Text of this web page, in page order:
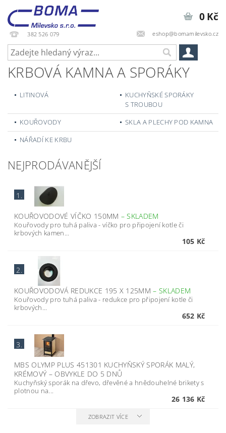
382 526 079 eshop@bomamilevsko.cz
0 Kč
KRBOVÁ KAMNA A SPORÁKY
LITINOVÁ
KUCHYŇSKÉ SPORÁKY
S TROUBOU
KOUŘOVODY
SKLA A PLECHY POD KAMNA
NÁŘADÍ KE KRBU
NEJPRODÁVANĚJŠÍ
1.
KOUŘOVODOVÉ VÍČKO 150MM –SKLADEM
Kouřovody pro tuhá paliva - víčko pro připojení kotle či
krbových kamen...
105 Kč
2.
KOUŘOVODOVÁ REDUKCE 195 X 125MM–SKLADEM
Kouřovody pro tuhá paliva - redukce pro připojení kotle či
krbových...
652 Kč
3.
MBS OLYMP PLUS 451301 KUCHYŇSKÝ SPORÁK MALÝ,
KRÉMOVÝ – OBVYKLE DO 5 DNŮ
Kuchyňský sporák na dřevo, dřevěné a hnědouhelné brikety s
plotnou na...
26 136 Kč
ZOBRAZIT VÍCE